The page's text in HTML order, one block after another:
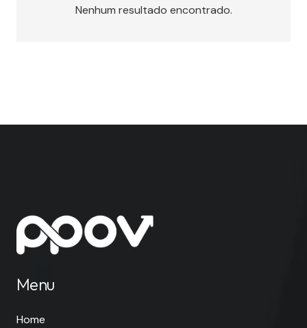
Nenhum resultado encontrado.
Menu
Home